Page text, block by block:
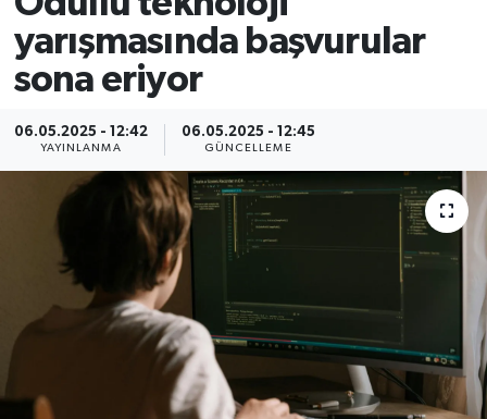
yarışmasında başvurular
sona eriyor
06.05.2025 - 12:42
YAYINLANMA
06.05.2025 - 12:45
GÜNCELLEME